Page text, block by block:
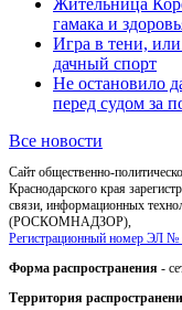
гамака и
Игра в тени,
дачный спорт
Не остановило
перед судом за
Все новости
Сайт общественно-
Краснодарского края
связи, информационных
(РОСКОМНАДЗОР),
Регистрационный номер ЭЛ
Форма распространения -
Территория